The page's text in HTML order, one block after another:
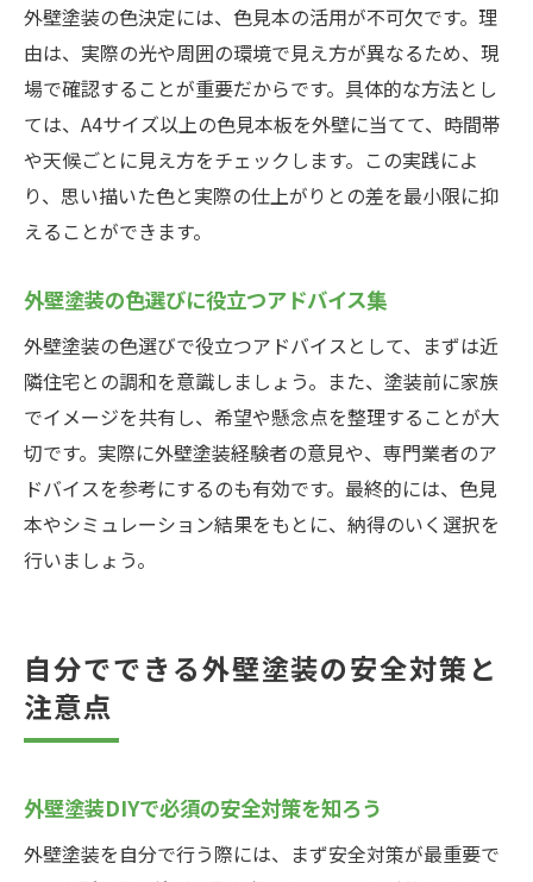
外壁塗装の色決定には、色見本の活用が不可欠です。理
由は、実際の光や周囲の環境で見え方が異なるため、現
場で確認することが重要だからです。具体的な方法とし
ては、A4サイズ以上の色見本板を外壁に当てて、時間帯
や天候ごとに見え方をチェックします。この実践によ
り、思い描いた色と実際の仕上がりとの差を最小限に抑
えることができます。
外壁塗装の色選びに役立つアドバイス集
外壁塗装の色選びで役立つアドバイスとして、まずは近
隣住宅との調和を意識しましょう。また、塗装前に家族
でイメージを共有し、希望や懸念点を整理することが大
切です。実際に外壁塗装経験者の意見や、専門業者のア
ドバイスを参考にするのも有効です。最終的には、色見
本やシミュレーション結果をもとに、納得のいく選択を
行いましょう。
自分でできる外壁塗装の安全対策と
注意点
外壁塗装DIYで必須の安全対策を知ろう
外壁塗装を自分で行う際には、まず安全対策が最重要で